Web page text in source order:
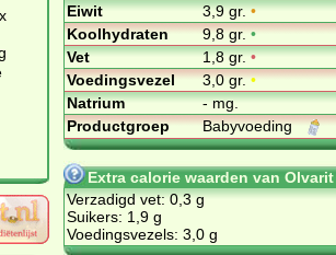
Eiwit
3,9 gr.•
Koolhydraten
9,8 gr.•
Vet
1,8 gr.•
Voedingsvezel
3,0 gr.•
Natrium
- mg.
Productgroep
Babyvoeding
Extra calorie waarden van
Verzadigd vet: 0,3 g
Suikers: 1,9 g
Voedingsvezels: 3,0 g